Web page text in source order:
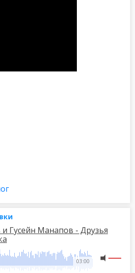
Гусейн Манапов - Друзья
03:00